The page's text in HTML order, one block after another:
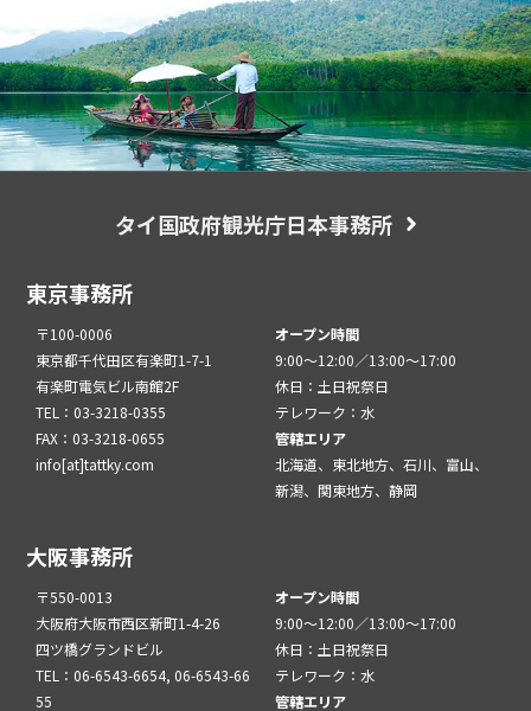
タイ国政府観光庁日本事務所
東京事務所
〒100-0006
東京都千代田区有楽町1-7-1
有楽町電気ビル南館2F
TEL：03-3218-0355
FAX：03-3218-0655
info[at]tattky.com
オープン時間
9:00～12:00／13:00～17:00
休日：土日祝祭日
テレワーク：水
管轄エリア
北海道、東北地方、石川、富山、
新潟、関東地方、静岡
大阪事務所
〒550-0013
大阪府大阪市西区新町1-4-26
四ツ橋グランドビル
TEL：06-6543-6654, 06-6543-66
55
オープン時間
9:00～12:00／13:00～17:00
休日：土日祝祭日
テレワーク：水
管轄エリア